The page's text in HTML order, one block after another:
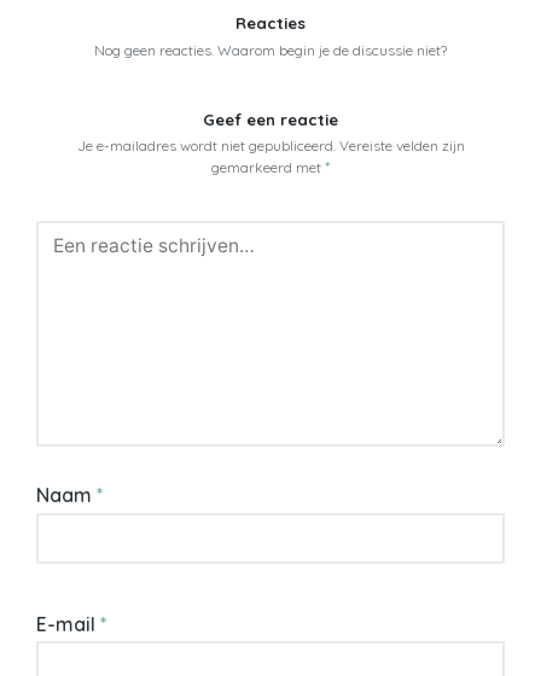
Reacties
Nog geen reacties. Waarom begin je de discussie niet?
Geef een reactie
Je e-mailadres wordt niet gepubliceerd. Vereiste velden zijn
gemarkeerd met *
Naam *
E-mail *